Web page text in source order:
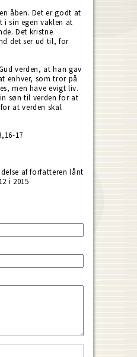
åben. Det er godt at
i sin egen vaklen at
Det kristne
det ser ud til, for
verden, at han gav
enhver, som tror på
men have evigt liv.
søn til verden for at
at verden skal
17
af forfatteren lånt
i 2015